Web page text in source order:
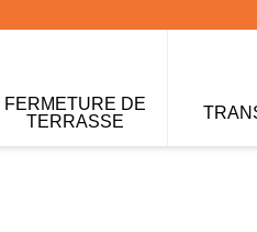
FERMETURE DE
TERRASSE